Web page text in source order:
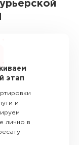
этап
и
лично в